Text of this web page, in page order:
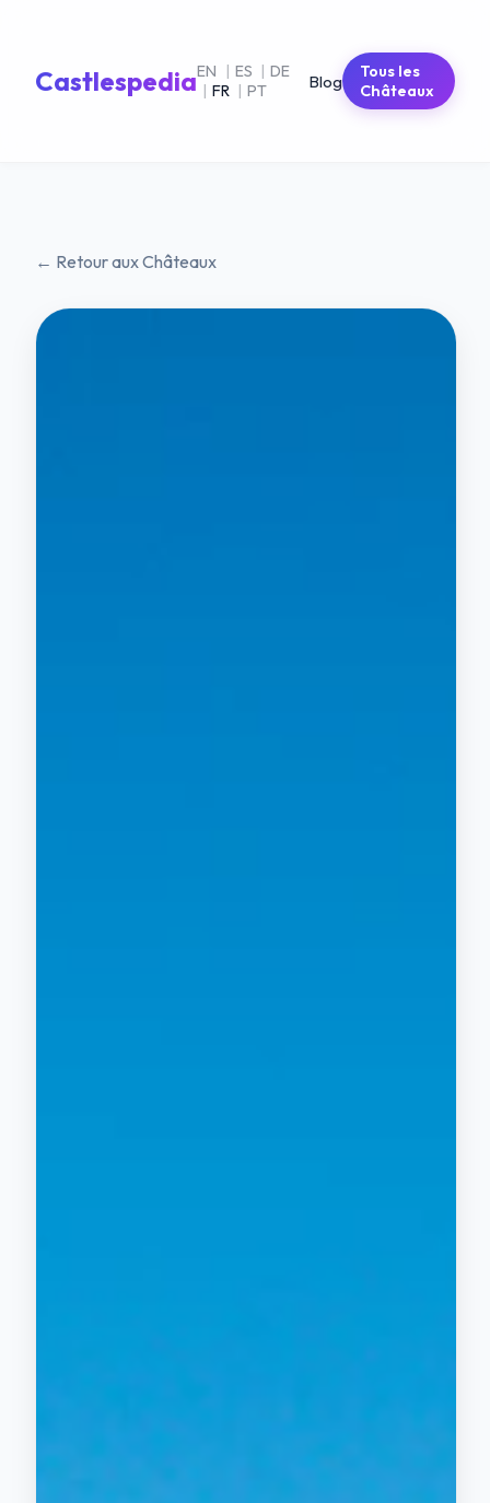
CastlespediaEN | ES | DE
| FR | PT Blog
Tous les
Châteaux
← Retour aux Châteaux